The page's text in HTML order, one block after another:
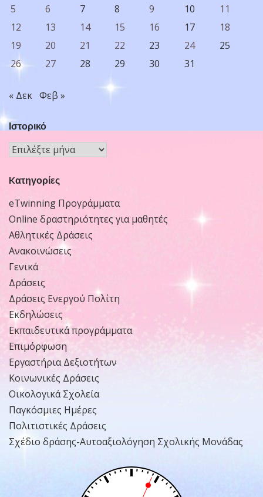
5
6 7 8 9 10
11
12
13 14 15 16 17
18
19
20 21 22 23 24
25
26
27 28 29 30 31
« Δεκ Φεβ »
Ιστορικό
Ιστορικό
Kατηγορίες
eTwinning Προγράμματα
Online δραστηριότητες για μαθητές
Αθλητικές Δράσεις
Ανακοινώσεις
Γενικά
Δράσεις
Δράσεις Ενεργού Πολίτη
Εκδηλώσεις
Εκπαιδευτικά προγράμματα
Επιμόρφωση
Εργαστήρια Δεξιοτήτων
Κοινωνικές Δράσεις
Οικολογικά Σχολεία
Παγκόσμιες Ημέρες
Πολιτιστικές Δράσεις
Σχέδιο δράσης-Αυτοαξιολόγηση Σχολικής Μονάδας